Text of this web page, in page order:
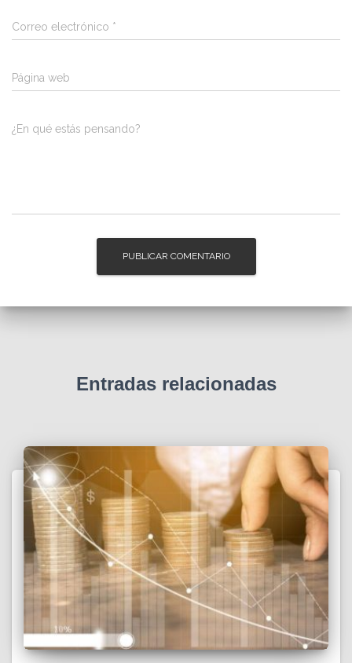
Correo electrónico *
Página web
¿En qué estás pensando?
Entradas relacionadas